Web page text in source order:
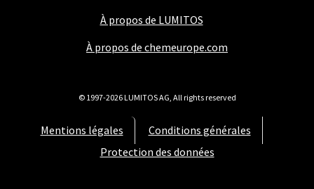
À propos de LUMITOS
À propos de chemeurope.com
Mentions légales
Conditions générales
Protection des données
© 1997-2026 LUMITOS AG, All rights reserved